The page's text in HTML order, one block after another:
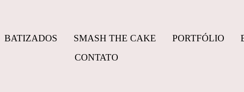
BATIZADOS SMASH THE CAKE PORTFÓLIO
CONTATO